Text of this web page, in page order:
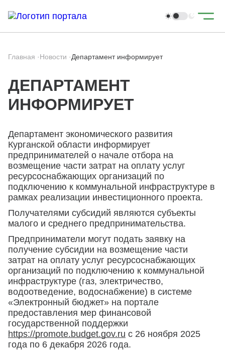
Главная ·Новости ·Департамент информирует
ДЕПАРТАМЕНТ
ИНФОРМИРУЕТ
Департамент экономического развития
Курганской области информирует
предпринимателей о начале отбора на
возмещение части затрат на оплату услуг
ресурсоснабжающих организаций по
подключению к коммунальной инфраструктуре в
рамках реализации инвестиционного проекта.
Получателями субсидий являются субъекты
малого и среднего предпринимательства.
Предприниматели могут подать заявку на
получение субсидии на возмещение части
затрат на оплату услуг ресурсоснабжающих
организаций по подключению к коммунальной
инфраструктуре (газ, электричество,
водоотведение, водоснабжение) в системе
«Электронный бюджет» на портале
предоставления мер финансовой
государственной поддержки
https://promote.budget.gov.ru с 26 ноября 2025
года по 6 декабря 2026 года.